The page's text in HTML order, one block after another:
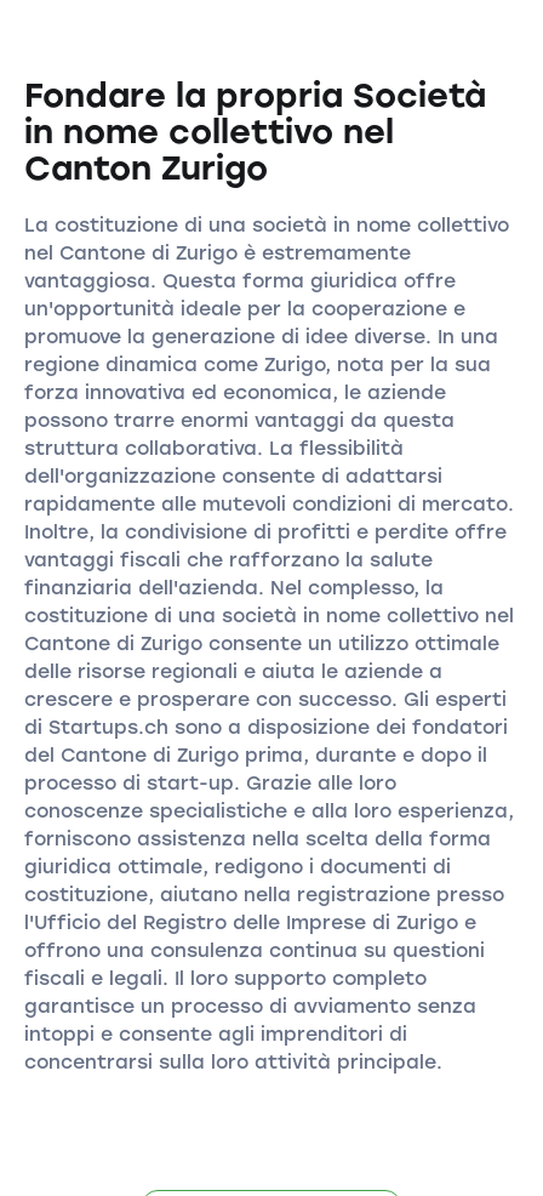
Fondare la propria Società
in nome collettivo nel
Canton Zurigo
La costituzione di una società in nome collettivo
nel Cantone di Zurigo è estremamente
vantaggiosa. Questa forma giuridica offre
un'opportunità ideale per la cooperazione e
promuove la generazione di idee diverse. In una
regione dinamica come Zurigo, nota per la sua
forza innovativa ed economica, le aziende
possono trarre enormi vantaggi da questa
struttura collaborativa. La flessibilità
dell'organizzazione consente di adattarsi
rapidamente alle mutevoli condizioni di mercato.
Inoltre, la condivisione di profitti e perdite offre
vantaggi fiscali che rafforzano la salute
finanziaria dell'azienda. Nel complesso, la
costituzione di una società in nome collettivo nel
Cantone di Zurigo consente un utilizzo ottimale
delle risorse regionali e aiuta le aziende a
crescere e prosperare con successo. Gli esperti
di Startups.ch sono a disposizione dei fondatori
del Cantone di Zurigo prima, durante e dopo il
processo di start-up. Grazie alle loro
conoscenze specialistiche e alla loro esperienza,
forniscono assistenza nella scelta della forma
giuridica ottimale, redigono i documenti di
costituzione, aiutano nella registrazione presso
l'Ufficio del Registro delle Imprese di Zurigo e
offrono una consulenza continua su questioni
fiscali e legali. Il loro supporto completo
garantisce un processo di avviamento senza
intoppi e consente agli imprenditori di
concentrarsi sulla loro attività principale.